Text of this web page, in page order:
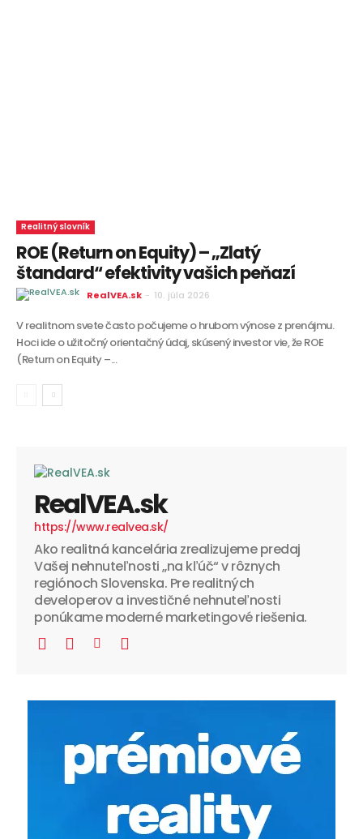
Realitný slovník
ROE (Return on Equity) – „Zlatý
štandard“ efektivity vašich peňazí
RealVEA.sk - 10. júla 2026
V realitnom svete často počujeme o hrubom výnose z prenájmu.
Hoci ide o užitočný orientačný údaj, skúsený investor vie, že ROE
(Return on Equity –...
RealVEA.sk
https://www.realvea.sk/
Ako realitná kancelária zrealizujeme predaj
Vašej nehnuteľnosti „na kľúč“ v rôznych
regiónoch Slovenska. Pre realitných
developerov a investičné nehnuteľnosti
ponúkame moderné marketingové riešenia.